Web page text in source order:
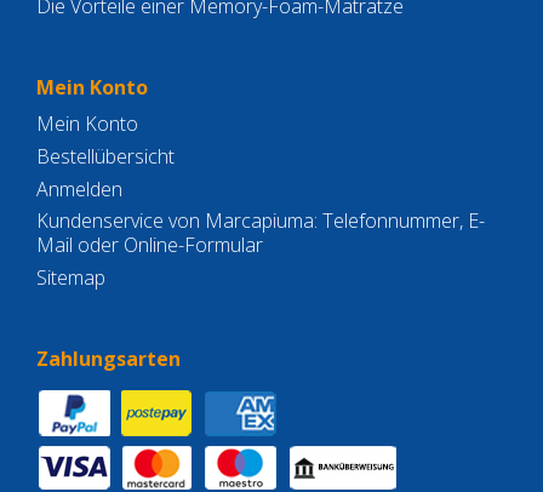
Die Vorteile einer Memory-Foam-Matratze
Mein Konto
Mein Konto
Bestellübersicht
Anmelden
Kundenservice von Marcapiuma: Telefonnummer, E-
Mail oder Online-Formular
Sitemap
Zahlungsarten